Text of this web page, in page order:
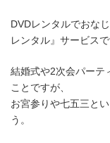
DVDレンタルでおな
レンタル』サービスで
結婚式や2次会パーテ
ことですが、
お宮参りや七五三と
う。